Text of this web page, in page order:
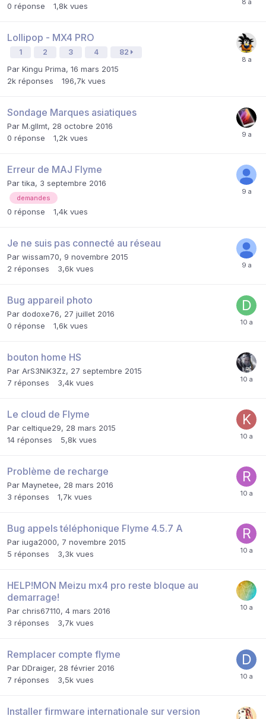
0 réponse 1,8k vues
Lollipop - MX4 PRO
1 2 3 4 82
Par Kingu Prima, 16 mars 2015
2k réponses 196,7k vues
Sondage Marques asiatiques
Par M.gllmt, 28 octobre 2016
0 réponse 1,2k vues
Erreur de MAJ Flyme
Partika, 3 septembre 2016
demandes
0 réponse 1,4k vues
Je ne suis pas connecté au réseau
Par wissam70, 9 novembre 2015
2 réponses 3,6k vues
Bug appareil photo
Par dodoxe76, 27 juillet 2016
0 réponse 1,6k vues
bouton home HS
Par ArS3NiK3Zz, 27 septembre 2015
7 réponses 3,4k vues
Le cloud de Flyme
Par celtique29, 28 mars 2015
14 réponses 5,8k vues
Problème de recharge
Par Maynetee, 28 mars 2016
3 réponses 1,7k vues
Bug appels téléphonique Flyme 4.5.7 A
Par iuga2000, 7 novembre 2015
5 réponses 3,3k vues
HELP!MON Meizu mx4 pro reste bloque au
demarrage!
Par chris67110, 4 mars 2016
3 réponses 3,7k vues
Remplacer compte flyme
Par DDraiger, 28 février 2016
7 réponses 3,5k vues
Installer firmware internationale sur version